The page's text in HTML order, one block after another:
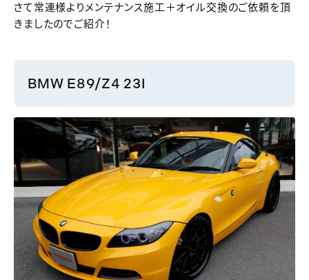
さて常連様よりメンテナンス施工＋オイル交換のご依頼を頂
きましたのでご紹介！
BMW E89/Z4 23I